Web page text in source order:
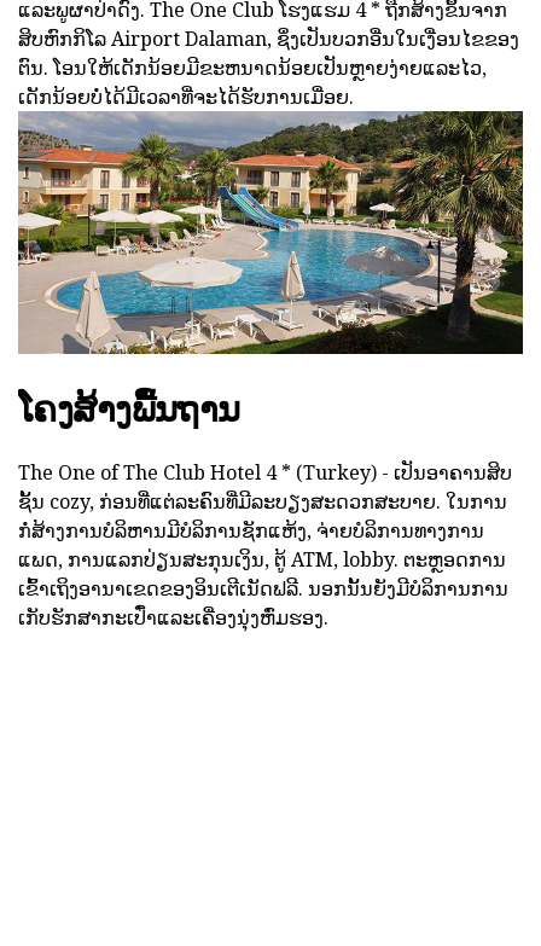
ແລະພູຜາປ່າດົງ. The One Club ໂຮງແຮມ 4 * ຖືກສ້າງຂຶ້ນຈາກ
ສິບຫົກກິໂລ Airport Dalaman, ຊຶ່ງເປັນບວກອື່ນໃນເງື່ອນໄຂຂອງ
ຕົນ. ໂອນໃຫ້ເດັກນ້ອຍມີຂະຫນາດນ້ອຍເປັນຫຼາຍງ່າຍແລະໄວ,
ເດັກນ້ອຍບໍ່ໄດ້ມີເວລາທີ່ຈະໄດ້ຮັບການເມື່ອຍ.
ໂຄງສ້າງພື້ນຖານ
The One of The Club Hotel 4 * (Turkey) - ເປັນອາຄານສິບ
ຊັ້ນ cozy, ກ່ອນທີ່ແຕ່ລະຄົນທີ່ມີລະບຽງສະດວກສະບາຍ. ໃນການ
ກໍ່ສ້າງການບໍລິຫານມີບໍລິການຊັກແຫ້ງ, ຈ່າຍບໍລິການທາງການ
ແພດ, ການແລກປ່ຽນສະກຸນເງິນ, ຕູ້ ATM, lobby. ຕະຫຼອດການ
ເຂົ້າເຖິງອານາເຂດຂອງອິນເຕີເນັດຟລີ. ນອກນັ້ນຍັງມີບໍລິການການ
ເກັບຮັກສາກະເປົ໋າແລະເຄື່ອງນຸ່ງຫົ່ມຮອງ.